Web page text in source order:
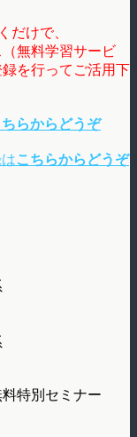
だけで、
無料学習サービ
を行ってご活用下
ちらからどうぞ
こちらからどうぞ
特別セミナー